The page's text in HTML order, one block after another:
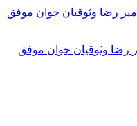
وثوقیان جوان موفق